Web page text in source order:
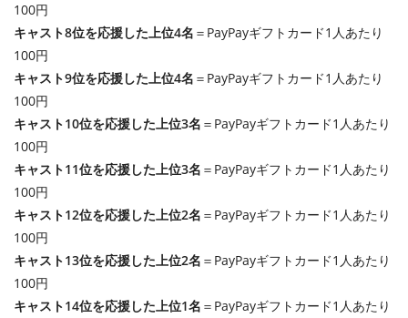
100円
キャスト8位を応援した上位4名 ＝PayPayギフトカード1人あたり
100円
キャスト9位を応援した上位4名 ＝PayPayギフトカード1人あたり
100円
キャスト10位を応援した上位3名 ＝PayPayギフトカード1人あたり
100円
キャスト11位を応援した上位3名 ＝PayPayギフトカード1人あたり
100円
キャスト12位を応援した上位2名 ＝PayPayギフトカード1人あたり
100円
キャスト13位を応援した上位2名 ＝PayPayギフトカード1人あたり
100円
キャスト14位を応援した上位1名 ＝PayPayギフトカード1人あたり